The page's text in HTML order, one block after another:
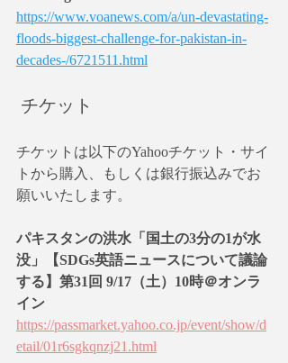
https://www.voanews.com/a/un-devastating-
floods-biggest-challenge-for-pakistan-in-
decades-/6721511.html
チケット
チケットは以下のYahooチケット・サイ
トから購入、もしくは銀行振込みでお
願いいたします。
パキスタンの洪水「国土の3分の1が水
没」【SDGs英語ニュースについて議論
する】第31回 9/17（土）10時＠オンラ
イン
https://passmarket.yahoo.co.jp/event/show/d
etail/01r6sgkqnzj21.html